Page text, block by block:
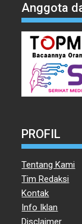
Anggota
PROFIL
Tentang Kami
Tim Redaksi
Kontak
Info Iklan
Disclaimer